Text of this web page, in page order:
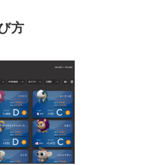
方